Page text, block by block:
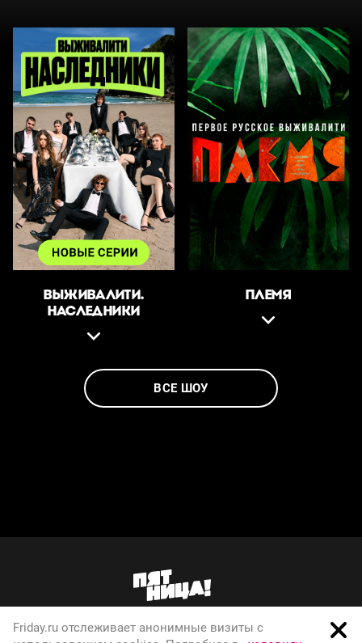
ВЫЖИВАЛИТИ.
НАСЛЕДНИКИ
ПЛЕМЯ
ВСЕ ШОУ
О телеканале
Friday.ru отслеживает анонимные визиты с